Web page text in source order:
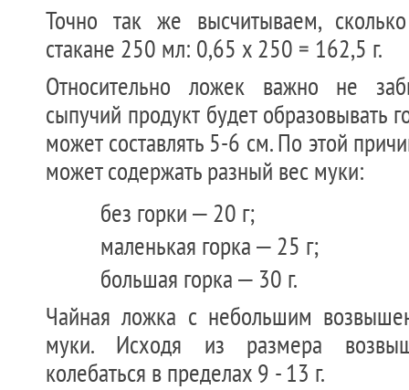
Точно так же высчитываем,
стакане 250 мл: 0,65 х 250 = 162,5 г.
Относительно ложек важно не
сыпучий продукт будет образовывать
может составлять 5-6 см. По этой
может содержать разный вес муки:
без горки – 20 г;
маленькая горка – 25 г;
большая горка – 30 г.
Чайная ложка с небольшим
муки. Исходя из размера
колебаться в пределах 9 - 13 г.